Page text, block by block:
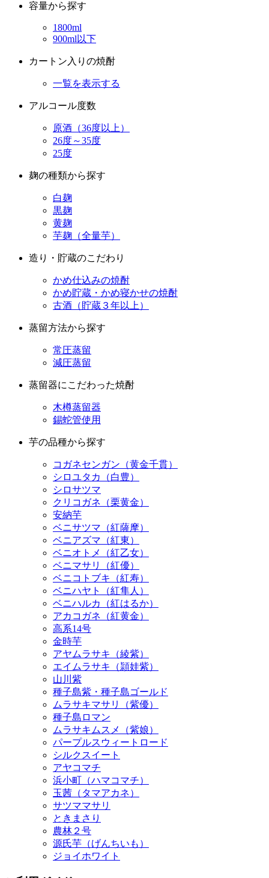
容量から探す
1800ml
900ml以下
カートン入りの焼酎
一覧を表示する
アルコール度数
原酒（36度以上）
26度～35度
25度
麹の種類から探す
白麹
黒麹
黄麹
芋麹（全量芋）
造り・貯蔵のこだわり
かめ仕込みの焼酎
かめ貯蔵・かめ寝かせの焼酎
古酒（貯蔵３年以上）
蒸留方法から探す
常圧蒸留
減圧蒸留
蒸留器にこだわった焼酎
木樽蒸留器
錫蛇管使用
芋の品種から探す
コガネセンガン（黄金千貫）
シロユタカ（白豊）
シロサツマ
クリコガネ（栗黄金）
安納芋
ベニサツマ（紅薩摩）
ベニアズマ（紅東）
ベニオトメ（紅乙女）
ベニマサリ（紅優）
ベニコトブキ（紅寿）
ベニハヤト（紅隼人）
ベニハルカ（紅はるか）
アカコガネ（紅黄金）
高系14号
金時芋
アヤムラサキ（綾紫）
エイムラサキ（頴娃紫）
山川紫
種子島紫・種子島ゴールド
ムラサキマサリ（紫優）
種子島ロマン
ムラサキムスメ（紫娘）
パープルスウィートロード
シルクスイート
アヤコマチ
浜小町（ハマコマチ）
玉茜（タマアカネ）
サツママサリ
ときまさり
農林２号
源氏芋（げんちいも）
ジョイホワイト